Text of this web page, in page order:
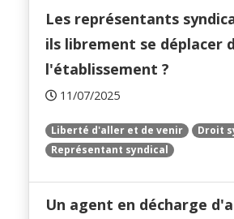
Les représentants
ils librement se déplacer
l'établissement ?
11/07/2025
Liberté d'aller et de venir
Droit
Représentant syndical
Un agent en décharge